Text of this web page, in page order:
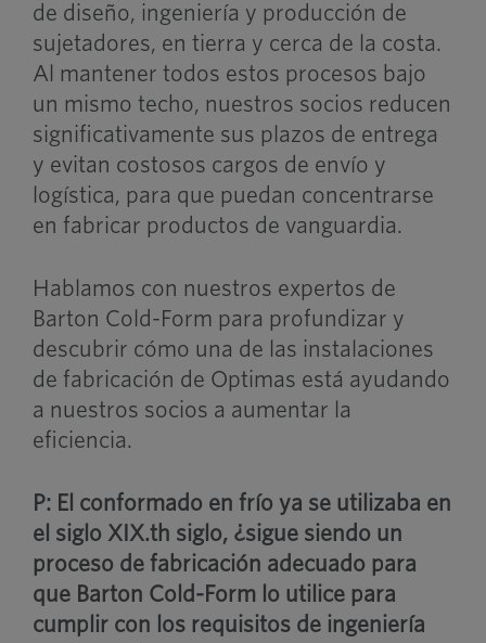
de diseño, ingeniería y producción de
sujetadores, en tierra y cerca de la costa.
Al mantener todos estos procesos bajo
un mismo techo, nuestros socios reducen
significativamente sus plazos de entrega
y evitan costosos cargos de envío y
logística, para que puedan concentrarse
en fabricar productos de vanguardia.
Hablamos con nuestros expertos de
Barton Cold-Form para profundizar y
descubrir cómo una de las instalaciones
de fabricación de Optimas está ayudando
a nuestros socios a aumentar la
eficiencia.
P: El conformado en frío ya se utilizaba en
el siglo XIX.th siglo, ¿sigue siendo un
proceso de fabricación adecuado para
que Barton Cold-Form lo utilice para
cumplir con los requisitos de ingeniería